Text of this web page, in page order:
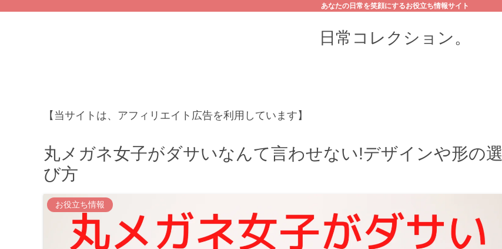
あなたの日常を笑顔にするお役立ち情報サイト
日常コレクション。
【当サイトは、アフィリエイト広告を利用しています】
丸メガネ女子がダサいなんて言わせない!デザインや形の選
び方
お役立ち情報